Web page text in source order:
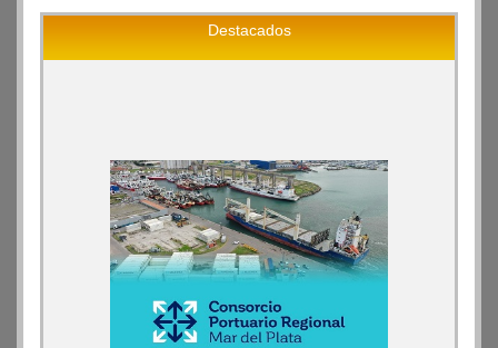
Destacados